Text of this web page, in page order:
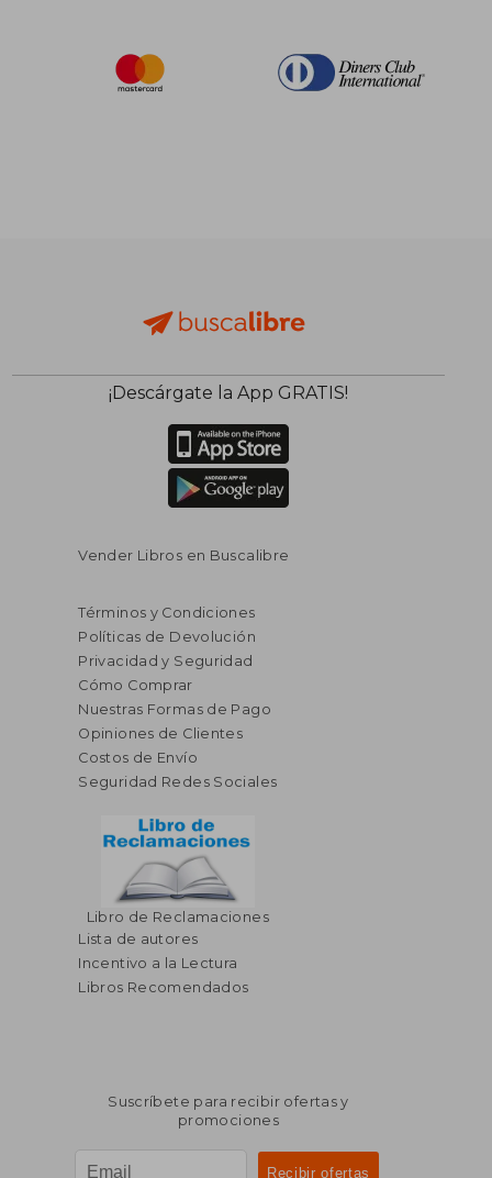
¡Descárgate la App GRATIS!
Vender Libros en Buscalibre
Términos y Condiciones
Políticas de Devolución
Privacidad y Seguridad
Cómo Comprar
Nuestras Formas de Pago
Opiniones de Clientes
Costos de Envío
Seguridad Redes Sociales
Libro de Reclamaciones
Lista de autores
Incentivo a la Lectura
Libros Recomendados
Suscríbete para recibir ofertas y
promociones